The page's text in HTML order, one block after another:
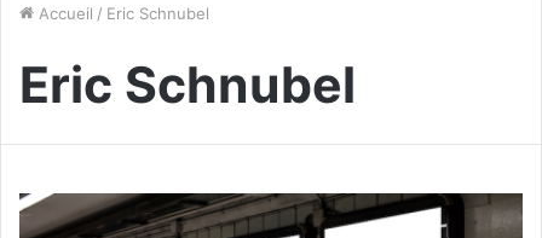
Accueil / Eric Schnubel
Eric Schnubel